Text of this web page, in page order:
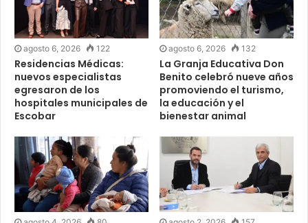
agosto 6, 2026 122
Residencias Médicas:
nuevos especialistas
egresaron de los
hospitales municipales de
Escobar
agosto 6, 2026 132
La Granja Educativa Don
Benito celebró nueve años
promoviendo el turismo,
la educación y el
bienestar animal